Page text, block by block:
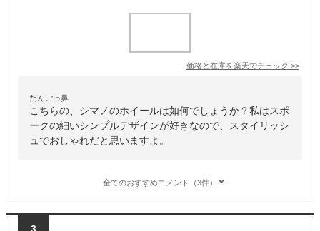
価格と在庫を楽天でチェック >>
だんごっ鼻
こちらの、シマノのホイールは如何でしょうか？私はスポ
ークの細いシンプルデザインが好きなので、スタイリッシ
ュでおしゃれだと思いますよ。
全てのおすすめコメント（3件）